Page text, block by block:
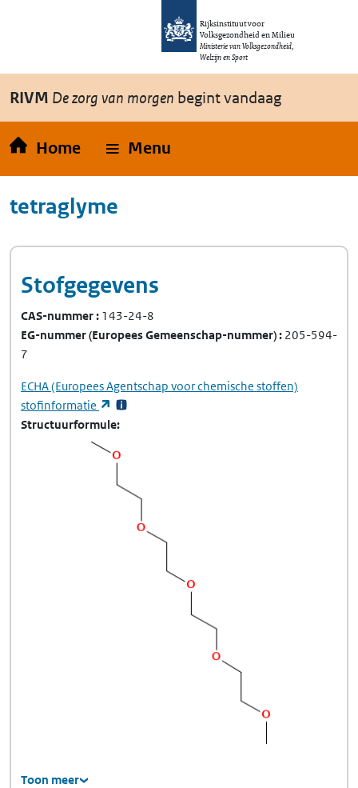
Overslaan en naar de inhoud gaan
Rijksinstituut voor
Volksgezondheid en Milieu
Ministerie van Volksgezondheid,
Welzijn en Sport
RIVM De zorg van morgen begint vandaag
Home Menu
tetraglyme
Stofgegevens
CAS-nummer 143-24-8
EG-nummer(Europees Gemeenschap-nummer) 205-594-
7
ECHA(Europees Agentschap voor chemische stoffen)
stofinformatie
(opent in een nieuw tabblad)
Structuurformule
Toon meer